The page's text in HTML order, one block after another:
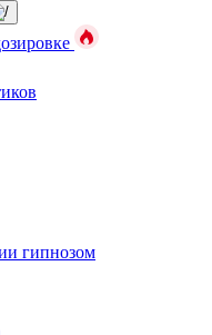
гипнозом